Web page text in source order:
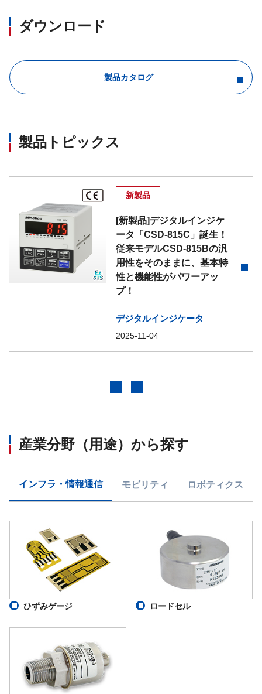
ダウンロード
製品カタログ
製品トピックス
新製品
[新製品]デジタルインジケ
ータ「CSD-815C」誕生！
従来モデルCSD-815Bの汎
用性をそのままに、基本特
性と機能性がパワーアッ
プ！
デジタルインジケータ
2025-11-04
産業分野（用途）から探す
インフラ・情報通信 モビリティ ロボティクス
ひずみゲージ ロードセル